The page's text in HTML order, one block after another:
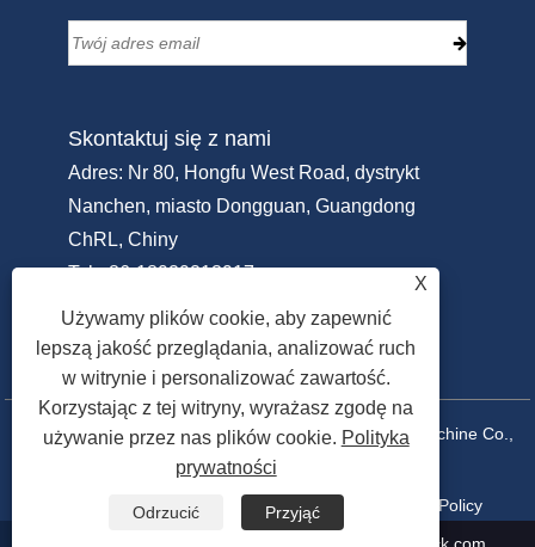
Skontaktuj się z nami
Adres: Nr 80, Hongfu West Road, dystrykt
Nanchen, miasto Dongguan, Guangdong
ChRL, Chiny
Tel:+86-18929213917
Telefon:
+86-769-22311951
E-mail:Info@sammipack.com
Prawa autorskie © 2025 Dongguan Sammi Packing Machine Co.,
Ltd. Wszelkie prawa zastrzeżone.
Spinki do mankietów
Sitemap RSS Privacy Policy
X
Używamy plików cookie, aby zapewnić
lepszą jakość przeglądania, analizować ruch
w witrynie i personalizować zawartość.
Korzystając z tej witryny, wyrażasz zgodę na
używanie przez nas plików cookie. Polityka
prywatności
Odrzucić
Przyjąć